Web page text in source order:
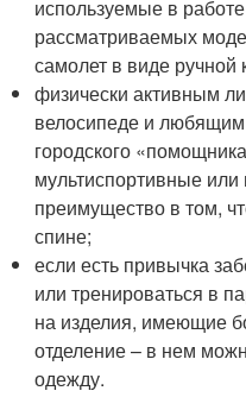
используемые в
рассматриваемых
самолет в виде ручной
физически активным
велосипеде и
городского
мультиспортивные
преимущество в том,
спине;
если есть привычка
или тренироваться в
на изделия, имеющие
отделение – в нем
одежду.